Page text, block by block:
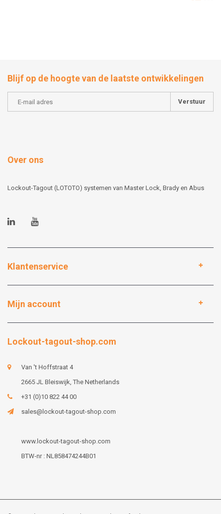
Blijf op de hoogte van de laatste ontwikkelingen
Verstuur
Over ons
Lockout-Tagout (LOTOTO) systemen van Master Lock, Brady en Abus
Klantenservice
Mijn account
Lockout-tagout-shop.com
Van 't Hoffstraat 4
2665 JL Bleiswijk, The Netherlands
+31 (0)10 822 44 00
sales@lockout-tagout-shop.com
www.lockout-tagout-shop.com
BTW-nr : NL858474244B01